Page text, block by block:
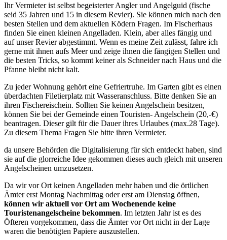
Ihr Vermieter ist selbst begeisterter Angler und Angelguid (fische
seid 35 Jahren und 15 in diesem Revier). Sie können mich nach den
besten Stellen und dem aktuellen Ködern Fragen. Im Fischerhaus
finden Sie einen kleinen Angelladen. Klein, aber alles fängig und
auf unser Revier abgestimmt. Wenn es meine Zeit zulässt, fahre ich
gerne mit ihnen aufs Meer und zeige ihnen die fängigen Stellen und
die besten Tricks, so kommt keiner als Schneider nach Haus und die
Pfanne bleibt nicht kalt.
Zu jeder Wohnung gehört eine Gefriertruhe. Im Garten gibt es einen
überdachten Filetierplatz mit Wasseranschluss. Bitte denken Sie an
ihren Fischereischein. Sollten Sie keinen Angelschein besitzen,
können Sie bei der Gemeinde einen Touristen- Angelschein (20,-€)
beantragen. Dieser gilt für die Dauer ihres Urlaubes (max.28 Tage).
Zu diesem Thema Fragen Sie bitte ihren Vermieter.
da unsere Behörden die Digitalisierung für sich entdeckt haben, sind
sie auf die glorreiche Idee gekommen dieses auch gleich mit unseren
Angelscheinen umzusetzen.
Da wir vor Ort keinen Angelladen mehr haben und die örtlichen
Ämter erst Montag Nachmittag oder erst am Dienstag öffnen,
können wir aktuell vor Ort am Wochenende keine
Touristenangelscheine bekommen. Im letzten Jahr ist es des
Öfteren vorgekommen, dass die Ämter vor Ort nicht in der Lage
waren die benötigten Papiere auszustellen.